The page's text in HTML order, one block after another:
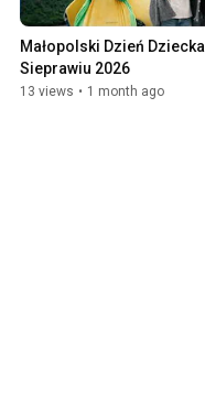
Małopolski Dzień
Sieprawiu 2026
13 views • 1 month ago